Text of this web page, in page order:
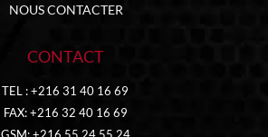
NOUS CONTACTER
CONTACT
TEL : +216 31 40 16 69
FAX: +216 32 40 16 69
GSM: +216 55 24 55 24